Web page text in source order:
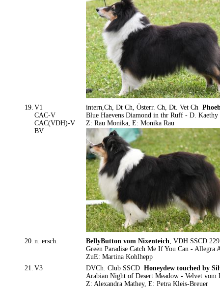
19. V1
CAC-V
CAC(VDH)-V
BV
intern,Ch, Dt Ch, Österr. Ch, Dt. Vet Ch
Blue Haevens Diamond in thr Ruff - D.
Z: Rau Monika, E: Monika Rau
20. n. ersch. BellyButton vom Nixenteich, VDH SSCD
Green Paradise Catch Me If You Can - Allegra
ZuE: Martina Kohlhepp
21. V3 DVCh. Club SSCD Honeydew touched by
Arabian Night of Desert Meadow - Velvet vom
Z: Alexandra Mathey, E: Petra Kleis-Breuer